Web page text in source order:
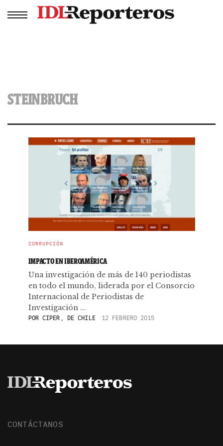
STEINBRUCH
CORRUPCIÓN
IMPACTO EN IBEROAMÉRICA
Una investigación de más de 140 periodistas
en todo el mundo, liderada por el Consorcio
Internacional de Periodistas de
Investigación ...
PORCIPER, DE CHILE 12 FEBRERO 2015
CONTÁCTANOS